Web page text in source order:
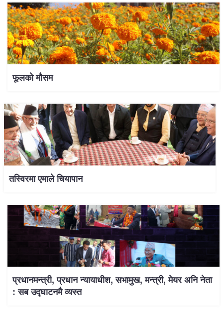
फूलको मौसम
तस्विरमा एमाले चियापान
प्रधानमन्त्री, प्रधान न्यायाधीश, सभामुख, मन्त्री, मेयर अनि नेता
: सब उद्घाटनमै व्यस्त